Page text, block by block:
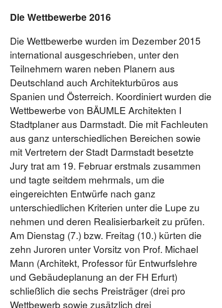
Die Wettbewerbe 2016
Die Wettbewerbe wurden im Dezember 2015
international ausgeschrieben, unter den
Teilnehmern waren neben Planern aus
Deutschland auch Architekturbüros aus
Spanien und Österreich. Koordiniert wurden die
Wettbewerbe von BÄUMLE Architekten I
Stadtplaner aus Darmstadt. Die mit Fachleuten
aus ganz unterschiedlichen Bereichen sowie
mit Vertretern der Stadt Darmstadt besetzte
Jury trat am 19. Februar erstmals zusammen
und tagte seitdem mehrmals, um die
eingereichten Entwürfe nach ganz
unterschiedlichen Kriterien unter die Lupe zu
nehmen und deren Realisierbarkeit zu prüfen.
Am Dienstag (7.) bzw. Freitag (10.) kürten die
zehn Juroren unter Vorsitz von Prof. Michael
Mann (Architekt, Professor für Entwurfslehre
und Gebäudeplanung an der FH Erfurt)
schließlich die sechs Preisträger (drei pro
Wettbewerb sowie zusätzlich drei